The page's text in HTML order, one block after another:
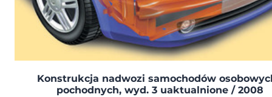
Konstrukcja nadwozi samochodów
pochodnych, wyd. 3 uaktualnione / 2008